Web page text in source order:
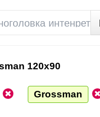
120х90
Grossman